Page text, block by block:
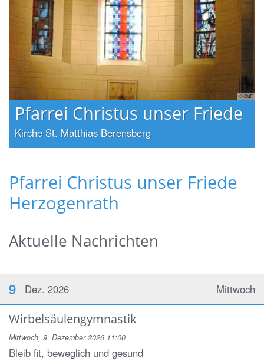
© CuF
Pfarrei Christus unser Friede
Kirche St. Matthias Berensberg
Pfarrei Christus unser Friede
Herzogenrath
Aktuelle Nachrichten
Mittwoch
9 Dez. 2026
Wirbelsäulengymnastik
Mittwoch, 9. Dezember 2026 11:00
Bleib fit, beweglich und gesund